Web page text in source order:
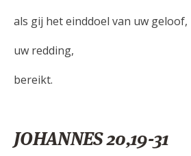
als gij het einddoel van uw geloof,
uw redding,
bereikt.
JOHANNES 20,19-31